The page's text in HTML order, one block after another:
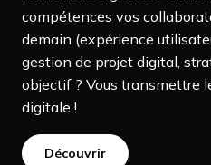
compétences vos
demain (expérience
gestion de projet digital,
objectif ? Vous transmettre
digitale !
Découvrir